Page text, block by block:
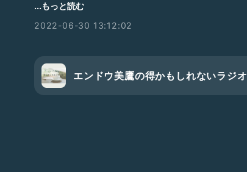
https://radiotalk.jp/talk/777061
これきっかけではじめましての方へ
声の履歴書2022
...もっと読む
2022-06-30 13:12:02
エンドウ美鷹の得かもしれないラジオ